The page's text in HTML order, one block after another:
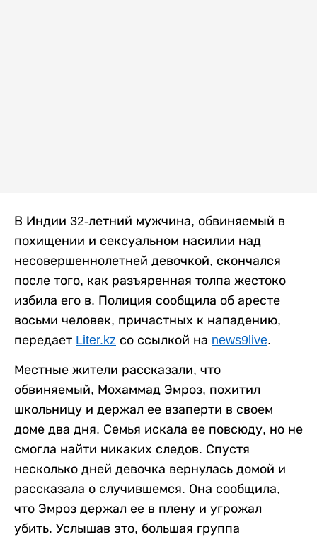
В Индии 32-летний мужчина, обвиняемый в
похищении и сексуальном насилии над
несовершеннолетней девочкой, скончался
после того, как разъяренная толпа жестоко
избила его в. Полиция сообщила об аресте
восьми человек, причастных к нападению,
передает Liter.kz со ссылкой на news9live.
Местные жители рассказали, что
обвиняемый, Мохаммад Эмроз, похитил
школьницу и держал ее взаперти в своем
доме два дня. Семья искала ее повсюду, но не
смогла найти никаких следов. Спустя
несколько дней девочка вернулась домой и
рассказала о случившемся. Она сообщила,
что Эмроз держал ее в плену и угрожал
убить. Услышав это, большая группа